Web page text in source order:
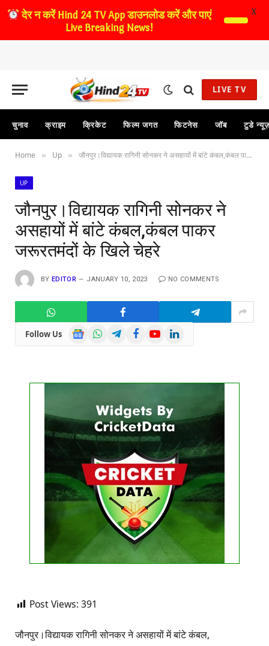
LIVE TV
चुनाव क्राइम क्रिकेट फिल्म जगत फिटनेस जॉब टुडे
Home » Up » जौनपुर।विद्यायक रागिनी सोनकर ने असहायों में बांटे कंबल,कंबल पाकर जरूरतमंदों के खिले चेहरे
UP
जौनपुर।विद्यायक रागिनी सोनकर ने
असहायों में बांटे कंबल,कंबल पाकर
जरूरतमंदों के खिले चेहरे
BY EDITOR JANUARY 10, 2023 NO COMMENTS
Follow Us
GoogleWhatsAppTelegramFacebookYouTubeLinkedIn
FIXTURE
No live matches found.
See recent results
See fixtures
Post Views: 391
जौनपुर।विद्यायक रागिनी सोनकर ने असहायों में बांटे कंबल,
देर न करेंHind 24 TV App डाउनलोड करें और पाएं
Live Breaking News!
X